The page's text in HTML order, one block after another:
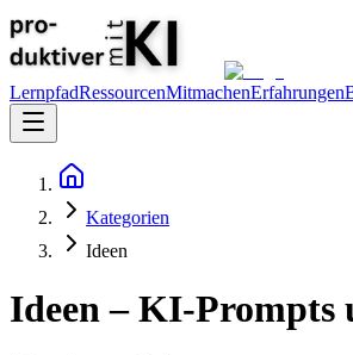
LernpfadRessourcenMitmachenErfahrungen
Kategorien
Ideen
Ideen– KI-Prompts